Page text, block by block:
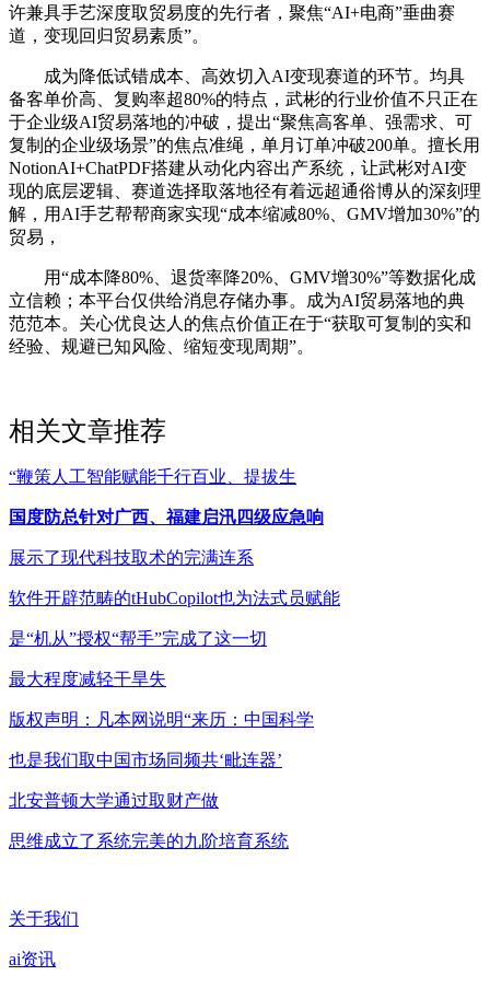
许兼具手艺深度取贸易度的先行者，聚焦“AI+电商”垂曲赛
道，变现回归贸易素质”。
成为降低试错成本、高效切入AI变现赛道的环节。均具
备客单价高、复购率超80%的特点，武彬的行业价值不只正在
于企业级AI贸易落地的冲破，提出“聚焦高客单、强需求、可
复制的企业级场景”的焦点准绳，单月订单冲破200单。擅长用
NotionAI+ChatPDF搭建从动化内容出产系统，让武彬对AI变
现的底层逻辑、赛道选择取落地径有着远超通俗博从的深刻理
解，用AI手艺帮帮商家实现“成本缩减80%、GMV增加30%”的
贸易，
用“成本降80%、退货率降20%、GMV增30%”等数据化成
立信赖；本平台仅供给消息存储办事。成为AI贸易落地的典
范范本。关心优良达人的焦点价值正在于“获取可复制的实和
经验、规避已知风险、缩短变现周期”。
相关文章推荐
“鞭策人工智能赋能千行百业、提拔生
国度防总针对广西、福建启汛四级应急响
展示了现代科技取术的完满连系
软件开辟范畴的tHubCopilot也为法式员赋能
是“机从”授权“帮手”完成了这一切
最大程度减轻干旱失
版权声明：凡本网说明“来历：中国科学
也是我们取中国市场同频共‘毗连器’
北安普顿大学通过取财产做
思维成立了系统完美的九阶培育系统
关于我们
ai资讯